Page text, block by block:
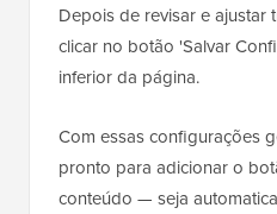
Depois de revisar e ajustar
clicar no botão 'Salvar
inferior da página.
Com essas configurações
pronto para adicionar o
conteúdo — seja